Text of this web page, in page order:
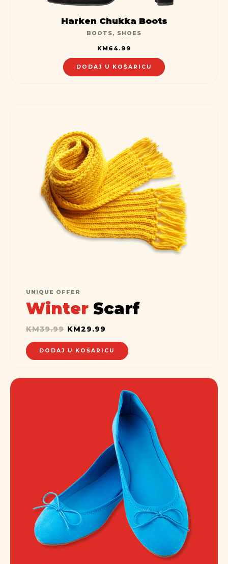
Harken Chukka Boots
BOOTS, SHOES
KM64.99
DODAJ U KOŠARICU
UNIQUE OFFER
Winter Scarf
KM39.99 KM29.99
DODAJ U KOŠARICU